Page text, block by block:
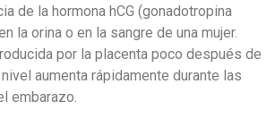
de la hormona hCG (gonadotropina
la orina o en la sangre de una mujer.
por la placenta poco después de
aumenta rápidamente durante las
embarazo.